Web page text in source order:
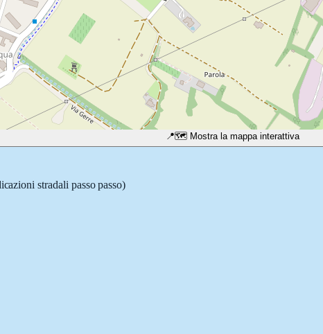
📍🗺️ Mostra la mappa interattiva
stradali passo passo)